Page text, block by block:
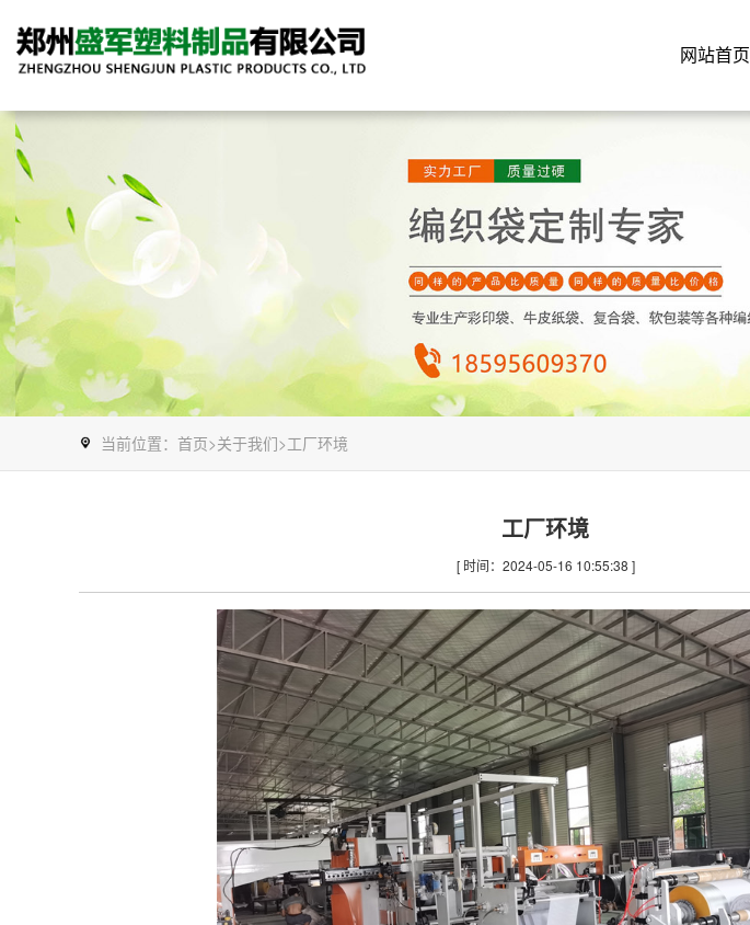
网站首页
当前位置： 首页>关于我们>工厂环境
工厂环境
[ 时间：2024-05-16 10:55:38 ]